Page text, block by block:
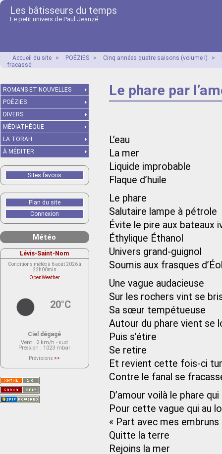
Les bâtisseurs du temps
Le petit univers de Paul Jeanzé
Accueil du site > POÉZIES > Cinq années quatre saisons (volume I) >
fracassé
Le phare par
L’eau
La mer
Liquide improbable
Flaque d’huile
Le phare
Salutaire lampe à pétrole
Évite le pire aux bateaux
Éthylique Éthanol
Univers grand-guignol
Soumis aux frasques
Une vague audacieuse
Sur les rochers vint se
Sa sœur tempétueuse
Autour du phare vient se
Puis s’étire
Se retire
Et revient cette fois-ci
Contre le fanal se
D’amour voilà le phare
Pour cette vague qui au
« Part avec mes embruns
Quitte la terre
Rejoins la mer
ROMANS ET NOUVELLES
POÉZIES
DIVERS
MÉDIATHÈQUE
LA TORAH
À MÉDITER
Sites favoris
Plan du site
Connexion
Météo
Lévis-Saint-Nom
Conditions météo à 6 août 2026 à
22h00min
OpenWeather
20°C
Ciel dégagé
Vent : 2 km/h - sud
Pression : 1023 mbar
Prévisions >>
actuellement aucune prévision
Saint-Nom.
Veuillez consulter le message du
service ci-dessous.
(401 - Invalid API key. Please see
https://openweathermap.org/faq#error401